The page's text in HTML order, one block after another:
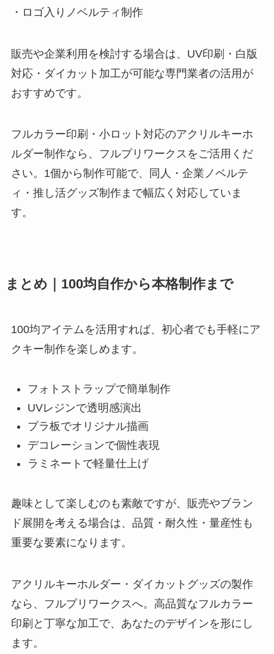
・ロゴ入りノベルティ制作
販売や企業利用を検討する場合は、UV印刷・白版
対応・ダイカット加工が可能な専門業者の活用が
おすすめです。
フルカラー印刷・小ロット対応のアクリルキーホ
ルダー制作なら、フルプリワークスをご活用くだ
さい。1個から制作可能で、同人・企業ノベルテ
ィ・推し活グッズ制作まで幅広く対応していま
す。
まとめ｜100均自作から本格制作まで
100均アイテムを活用すれば、初心者でも手軽にア
クキー制作を楽しめます。
フォトストラップで簡単制作
UVレジンで透明感演出
プラ板でオリジナル描画
デコレーションで個性表現
ラミネートで軽量仕上げ
趣味として楽しむのも素敵ですが、販売やブラン
ド展開を考える場合は、品質・耐久性・量産性も
重要な要素になります。
アクリルキーホルダー・ダイカットグッズの製作
なら、フルプリワークスへ。高品質なフルカラー
印刷と丁寧な加工で、あなたのデザインを形にし
ます。